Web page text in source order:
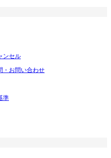
ンセル
・お問い合わせ
準